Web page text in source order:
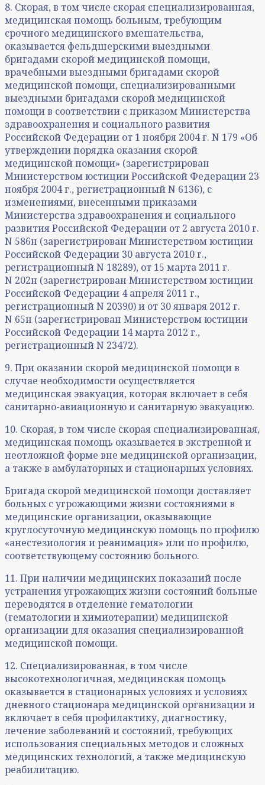
8. Скорая, в том числе скорая специализированная,
медицинская помощь больным, требующим
срочного медицинского вмешательства,
оказывается фельдшерскими выездными
бригадами скорой медицинской помощи,
врачебными выездными бригадами скорой
медицинской помощи, специализированными
выездными бригадами скорой медицинской
помощи в соответствии с приказом Министерства
здравоохранения и социального развития
Российской Федерации от 1 ноября 2004 г. N 179 «Об
утверждении порядка оказания скорой
медицинской помощи» (зарегистрирован
Министерством юстиции Российской Федерации 23
ноября 2004 г., регистрационный N 6136), с
изменениями, внесенными приказами
Министерства здравоохранения и социального
развития Российской Федерации от 2 августа 2010 г.
N 586н (зарегистрирован Министерством юстиции
Российской Федерации 30 августа 2010 г.,
регистрационный N 18289), от 15 марта 2011 г.
N 202н (зарегистрирован Министерством юстиции
Российской Федерации 4 апреля 2011 г.,
регистрационный N 20390) и от 30 января 2012 г.
N 65н (зарегистрирован Министерством юстиции
Российской Федерации 14 марта 2012 г.,
регистрационный N 23472).
9. При оказании скорой медицинской помощи в
случае необходимости осуществляется
медицинская эвакуация, которая включает в себя
санитарно-авиационную и санитарную эвакуацию.
10. Скорая, в том числе скорая специализированная,
медицинская помощь оказывается в экстренной и
неотложной форме вне медицинской организации,
а также в амбулаторных и стационарных условиях.
Бригада скорой медицинской помощи доставляет
больных с угрожающими жизни состояниями в
медицинские организации, оказывающие
круглосуточную медицинскую помощь по профилю
«анестезиология и реанимация» или по профилю,
соответствующему состоянию больного.
11. При наличии медицинских показаний после
устранения угрожающих жизни состояний больные
переводятся в отделение гематологии
(гематологии и химиотерапии) медицинской
организации для оказания специализированной
медицинской помощи.
12. Специализированная, в том числе
высокотехнологичная, медицинская помощь
оказывается в стационарных условиях и условиях
дневного стационара медицинской организации и
включает в себя профилактику, диагностику,
лечение заболеваний и состояний, требующих
использования специальных методов и сложных
медицинских технологий, а также медицинскую
реабилитацию.